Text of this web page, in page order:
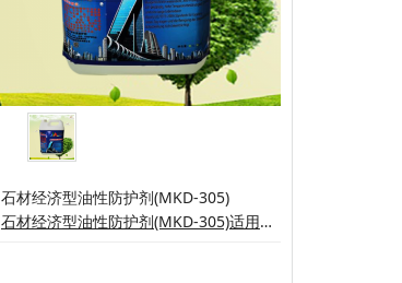
​石材经济型油性防护剂(MKD-305)
石材经济型油性防护剂(MKD-305)适用各种进口和国产大理石、砂岩、花岗岩毛板、亚光面、石雕、墓石等各种石制品。能有效防止石材安装工程中常见的石材病症及麻烦: (例如水泥或者酸雨及其它污染源侵蚀引起的水斑、污浊、锈浊、泛黄、泛碱、白花)工程完工后便可于清洗。